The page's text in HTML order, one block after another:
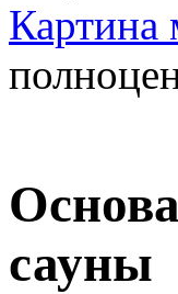
Картина
сауны